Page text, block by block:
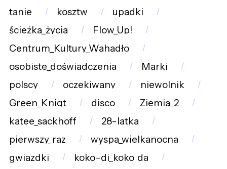
tanie
kosztw
upadki
ścieżka_życia
Flow_Up!
Centrum_Kultury_Wahadło
osobiste_doświadczenia
Marki
polscy
oczekiwany
niewolnik
Green_Knigt
disco
Ziemia_2
katee_sackhoff
28-latka
pierwszy_raz
wyspa_wielkanocna
gwiazdki
koko-di_koko_da